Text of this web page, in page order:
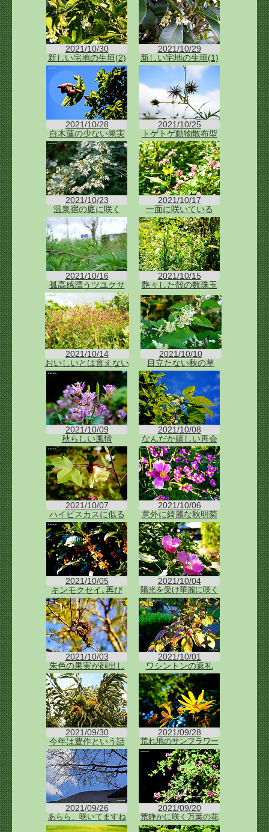
2021/10/30
新しい宅地の生垣(2)
2021/10/29
新しい宅地の生垣(1)
2021/10/28
白木蓮の少ない果実
2021/10/25
トゲトゲ動物散布型
2021/10/23
温泉宿の庭に咲く
2021/10/17
一面に咲いている
2021/10/16
孤高感漂うツユクサ
2021/10/15
艶々した殻の数珠玉
2021/10/14
おいしいとは言えない
2021/10/10
目立たない秋の草
2021/10/09
秋らしい風情
2021/10/08
なんだか嬉しい再会
2021/10/07
ハイビスカスに似る
2021/10/06
意外に綺麗な秋明菊
2021/10/05
キンモクセイ､再び
2021/10/04
陽光を受け華麗に咲く
2021/10/03
朱色の果実が顔出し
2021/10/01
ワシントンの返礼
2021/09/30
今年は豊作という話
2021/09/28
荒れ地のサンフラワー
2021/09/26
あらら、咲いてますね
2021/09/20
荒静かに咲く万葉の花